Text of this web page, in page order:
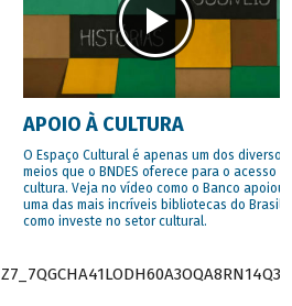
APOIO À CULTURA
O Espaço Cultural é apenas um dos diversos
meios que o BNDES oferece para o acesso à
cultura. Veja no vídeo como o Banco apoiou
uma das mais incríveis bibliotecas do Brasil e
como investe no setor cultural.
Z7_7QGCHA41LODH60A3OQA8RN14Q3